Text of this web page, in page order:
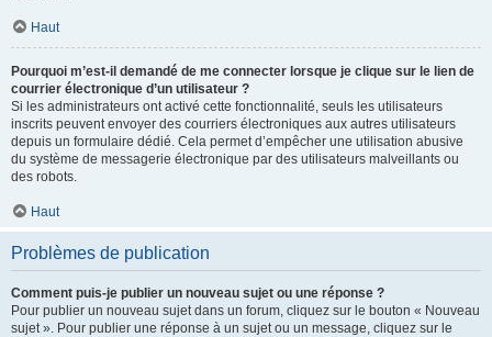
Haut
Pourquoi m’est-il demandé de me connecter lorsque je clique sur le lien de
courrier électronique d’un utilisateur ?
Si les administrateurs ont activé cette fonctionnalité, seuls les utilisateurs
inscrits peuvent envoyer des courriers électroniques aux autres utilisateurs
depuis un formulaire dédié. Cela permet d’empêcher une utilisation abusive
du système de messagerie électronique par des utilisateurs malveillants ou
des robots.
Haut
Problèmes de publication
Comment puis-je publier un nouveau sujet ou une réponse ?
Pour publier un nouveau sujet dans un forum, cliquez sur le bouton « Nouveau
sujet ». Pour publier une réponse à un sujet ou un message, cliquez sur le